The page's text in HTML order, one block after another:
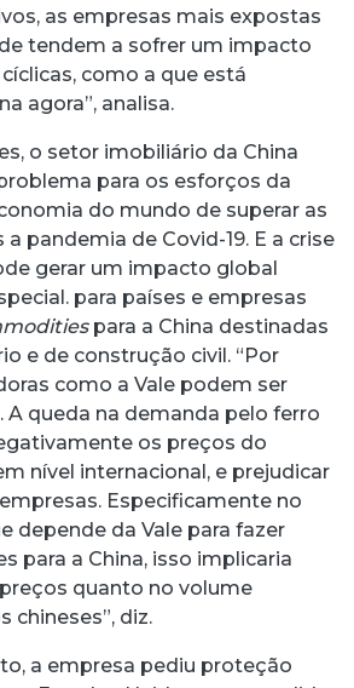
as empresas mais expostas
tendem a sofrer um impacto
como a que está
agora”, analisa.
o setor imobiliário da China
para os esforços da
do mundo de superar as
pandemia de Covid-19. E a crise
gerar um impacto global
para países e empresas
para a China destinadas
e de construção civil. “Por
como a Vale podem ser
queda na demanda pelo ferro
os preços do
nível internacional, e prejudicar
Especificamente no
depende da Vale para fazer
para a China, isso implicaria
quanto no volume
chineses”, diz.
a empresa pediu proteção